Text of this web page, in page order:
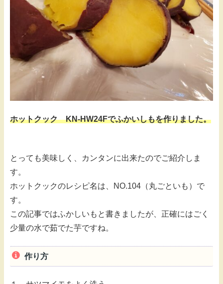
ホットクック KN-HW24Fでふかいしもを作りました。
とっても美味しく、カンタンに出来たのでご紹介しま
す。
ホットクックのレシピ名は、NO.104（丸ごといも）で
す。
この記事ではふかしいもと書きましたが、正確にはごく
少量の水で茹でた芋ですね。
作り方